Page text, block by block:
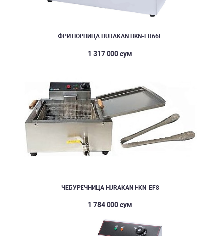
ФРИТЮРНИЦА HURAKAN HKN-FR66L
1 317 000 сум
ЧЕБУРЕЧНИЦА HURAKAN HKN-EF8
1 784 000 сум